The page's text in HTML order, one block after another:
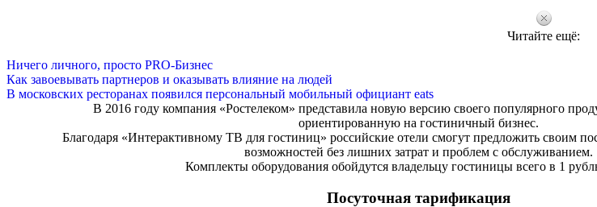
Читайте ещё:
Ничего личного, просто PRO-Бизнес
Как завоевывать партнеров и оказывать влияние на людей
В московских ресторанах появился персональный мобильный официант eats
В 2016 году компания «Ростелеком» представила новую версию своего популярного
ориентированную на гостиничный бизнес.
Благодаря «Интерактивному ТВ для гостиниц» российские отели смогут предложить своим
возможностей без лишних затрат и проблем с обслуживанием.
Комплекты оборудования обойдутся владельцу гостиницы всего в 1
Посуточная тарификация